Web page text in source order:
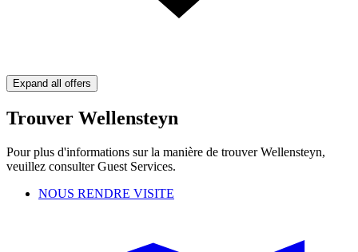
Expand all offers
Trouver Wellensteyn
Pour plus d'informations sur la manière de trouver Wellensteyn,
veuillez consulter Guest Services.
NOUS RENDRE VISITE